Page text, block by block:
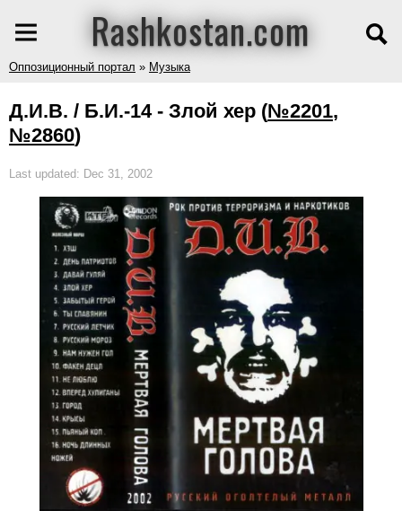
Rashkostan.com
Оппозиционный портал » Музыка
Д.И.В. / Б.И.-14 - Злой хер (№2201,
№2860)
Last updated: Dec 31, 2002